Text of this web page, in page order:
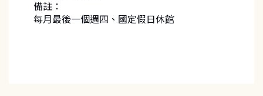
備註：
每月最後一個週四、國定假日休館